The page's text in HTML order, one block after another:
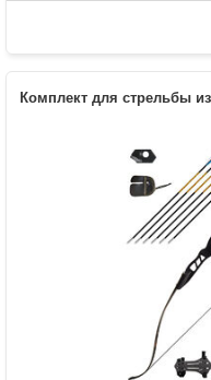
Материалы изделия
Особенности
Комплект для стрельбы